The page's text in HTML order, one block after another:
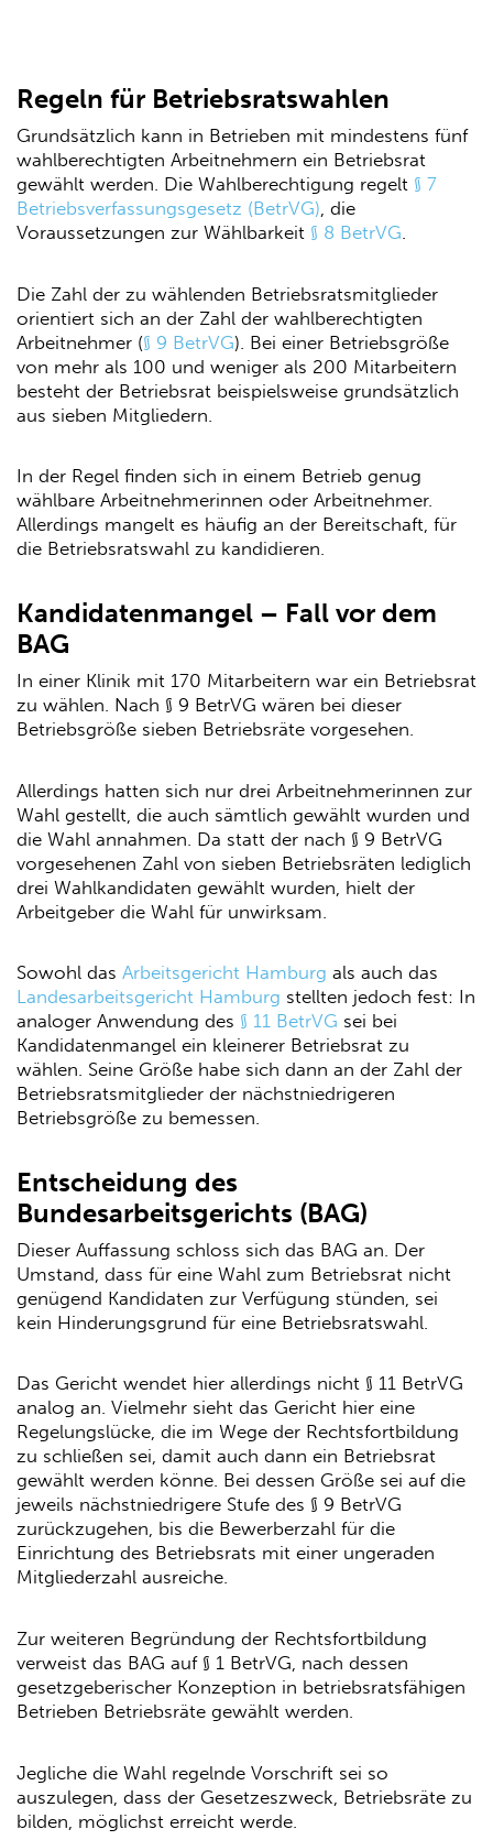
Regeln für Betriebsratswahlen
Grundsätzlich kann in Betrieben mit mindestens fünf
wahlberechtigten Arbeitnehmern ein Betriebsrat
gewählt werden. Die Wahlberechtigung regelt § 7
Betriebsverfassungsgesetz (BetrVG), die
Voraussetzungen zur Wählbarkeit § 8 BetrVG.
Die Zahl der zu wählenden Betriebsratsmitglieder
orientiert sich an der Zahl der wahlberechtigten
Arbeitnehmer (§ 9 BetrVG). Bei einer Betriebsgröße
von mehr als 100 und weniger als 200 Mitarbeitern
besteht der Betriebsrat beispielsweise grundsätzlich
aus sieben Mitgliedern.
In der Regel finden sich in einem Betrieb genug
wählbare Arbeitnehmerinnen oder Arbeitnehmer.
Allerdings mangelt es häufig an der Bereitschaft, für
die Betriebsratswahl zu kandidieren.
Kandidatenmangel – Fall vor dem
BAG
In einer Klinik mit 170 Mitarbeitern war ein Betriebsrat
zu wählen. Nach § 9 BetrVG wären bei dieser
Betriebsgröße sieben Betriebsräte vorgesehen.
Allerdings hatten sich nur drei Arbeitnehmerinnen zur
Wahl gestellt, die auch sämtlich gewählt wurden und
die Wahl annahmen. Da statt der nach § 9 BetrVG
vorgesehenen Zahl von sieben Betriebsräten lediglich
drei Wahlkandidaten gewählt wurden, hielt der
Arbeitgeber die Wahl für unwirksam.
Sowohl das Arbeitsgericht Hamburg als auch das
Landesarbeitsgericht Hamburg stellten jedoch fest: In
analoger Anwendung des § 11 BetrVG sei bei
Kandidatenmangel ein kleinerer Betriebsrat zu
wählen. Seine Größe habe sich dann an der Zahl der
Betriebsratsmitglieder der nächstniedrigeren
Betriebsgröße zu bemessen.
Entscheidung des
Bundesarbeitsgerichts (BAG)
Dieser Auffassung schloss sich das BAG an. Der
Umstand, dass für eine Wahl zum Betriebsrat nicht
genügend Kandidaten zur Verfügung stünden, sei
kein Hinderungsgrund für eine Betriebsratswahl.
Das Gericht wendet hier allerdings nicht § 11 BetrVG
analog an. Vielmehr sieht das Gericht hier eine
Regelungslücke, die im Wege der Rechtsfortbildung
zu schließen sei, damit auch dann ein Betriebsrat
gewählt werden könne. Bei dessen Größe sei auf die
jeweils nächstniedrigere Stufe des § 9 BetrVG
zurückzugehen, bis die Bewerberzahl für die
Einrichtung des Betriebsrats mit einer ungeraden
Mitgliederzahl ausreiche.
Zur weiteren Begründung der Rechtsfortbildung
verweist das BAG auf § 1 BetrVG, nach dessen
gesetzgeberischer Konzeption in betriebsratsfähigen
Betrieben Betriebsräte gewählt werden.
Jegliche die Wahl regelnde Vorschrift sei so
auszulegen, dass der Gesetzeszweck, Betriebsräte zu
bilden, möglichst erreicht werde.